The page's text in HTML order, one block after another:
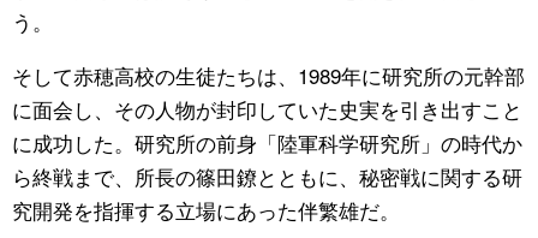
う。
そして赤穂高校の生徒たちは、1989年に研究所の元幹部
に面会し、その人物が封印していた史実を引き出すこと
に成功した。研究所の前身「陸軍科学研究所」の時代か
ら終戦まで、所長の篠田鐐とともに、秘密戦に関する研
究開発を指揮する立場にあった伴繁雄だ。